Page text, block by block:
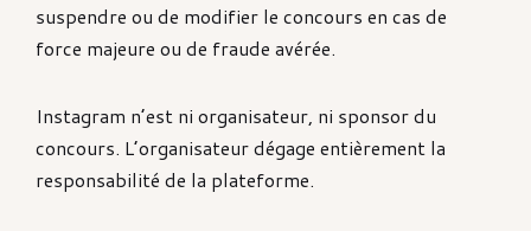
suspendre ou de modifier le concours en cas de
force majeure ou de fraude avérée.
Instagram n’est ni organisateur, ni sponsor du
concours. L’organisateur dégage entièrement la
responsabilité de la plateforme.